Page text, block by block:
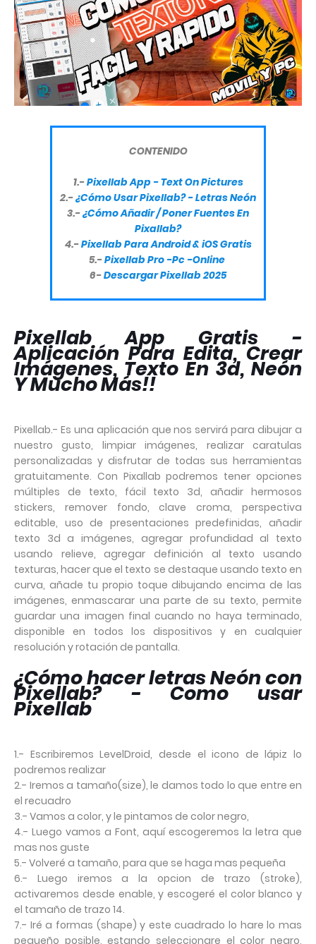
CONTENIDO
1.-Pixellab App - Text On Pictures
2.-¿Cómo Usar Pixellab? - Letras Neón
3.-¿Cómo Añadir / Poner Fuentes En
Pixallab?
4.-Pixellab Para Android & iOS Gratis
5.-Pixellab Pro -Pc -Online
6-Descargar Pixellab 2025
Pixellab App Gratis -
Aplicación Para Edita, Crear
Imágenes, Texto En 3d, Neón
Y Mucho Más!!
Pixellab.- Es una aplicación que nos servirá para dibujar a
nuestro gusto, limpiar imágenes, realizar caratulas
personalizadas y disfrutar de todas sus herramientas
gratuitamente. Con Pixallab podremos tener opciones
múltiples de texto, fácil texto 3d, añadir hermosos
stickers, remover fondo, clave croma, perspectiva
editable, uso de presentaciones predefinidas, añadir
texto 3d a imágenes, agregar profundidad al texto
usando relieve, agregar definición al texto usando
texturas, hacer que el texto se destaque usando texto en
curva, añade tu propio toque dibujando encima de las
imágenes, enmascarar una parte de su texto, permite
guardar una imagen final cuando no haya terminado,
disponible en todos los dispositivos y en cualquier
resolución y rotación de pantalla.
¿Cómo hacer letras Neón con
Pixellab? - Como usar
Pixellab
1.- Escribiremos LevelDroid, desde el icono de lápiz lo
podremos realizar
2.- Iremos a tamaño(size), le damos todo lo que entre en
el recuadro
3.- Vamos a color, y le pintamos de color negro,
4.- Luego vamos a Font, aquí escogeremos la letra que
mas nos guste
5.- Volveré a tamaño, para que se haga mas pequeña
6.- Luego iremos a la opcion de trazo (stroke),
activaremos desde enable, y escogeré el color blanco y
el tamaño de trazo 14.
7.- Iré a formas (shape) y este cuadrado lo hare lo mas
pequeño posible, estando seleccionare el color negro,